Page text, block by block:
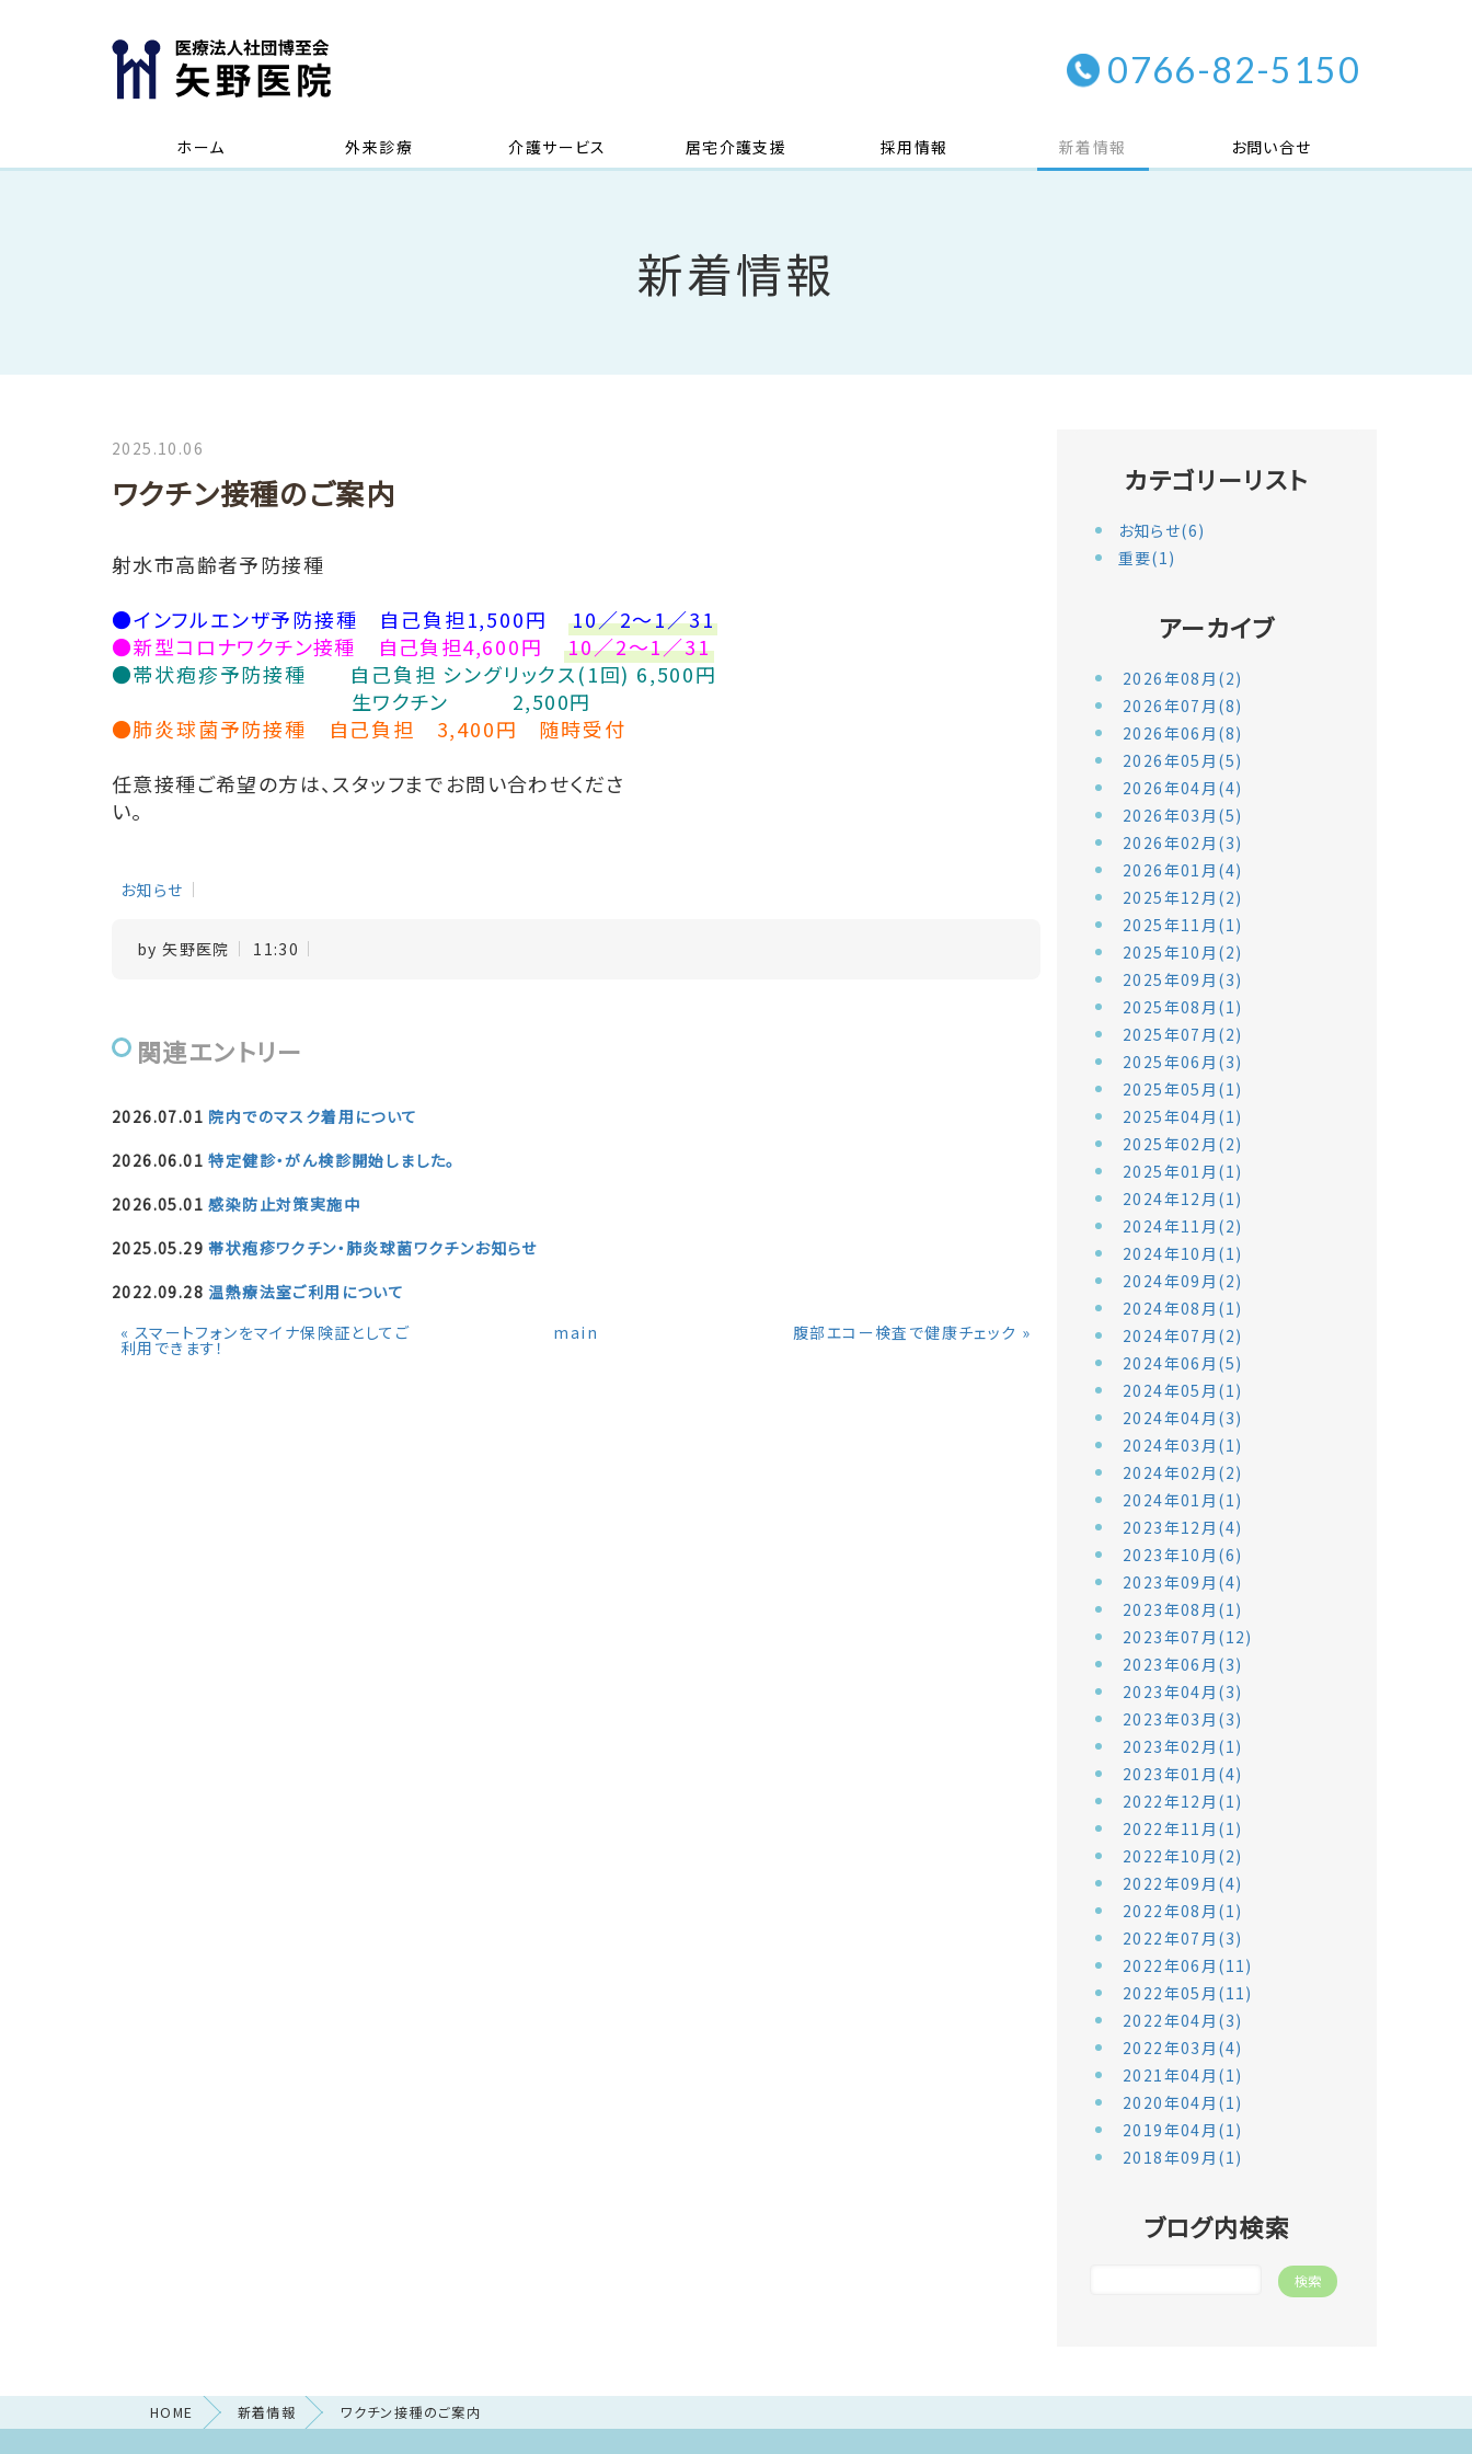
0766-82-5150
ホーム 外来診療 介護サービス 居宅介護支援 採用情報 新着情報 お問い合せ
新着情報
2025.10.06
ワクチン接種のご案内
射水市高齢者予防接種
●インフルエンザ予防接種 自己負担1,500円10／2～1／31
●新型コロナワクチン接種
自己負担4,600円10／2～1／31
●帯状疱疹予防接種
自己負担 シングリックス(1回) 6,500円
生ワクチン 2,500円
●肺炎球菌予防接種 自己負担 3,400円 随時受付
任意接種ご希望の方は、スタッフまでお問い合わせくださ
い。
お知らせ
by矢野医院 11:30
関連エントリー
2026.07.01 院内でのマスク着用について
2026.06.01特定健診・がん検診開始しました。
2026.05.01感染防止対策実施中
2025.05.29帯状疱疹ワクチン・肺炎球菌ワクチンお知らせ
2022.09.28温熱療法室ご利用について
« スマートフォンをマイナ保険証としてご
利用できます！
main 腹部エコー検査で健康チェック »
カテゴリーリスト
お知らせ(6)
重要(1)
アーカイブ
2026年08月(2)
2026年07月(8)
2026年06月(8)
2026年05月(5)
2026年04月(4)
2026年03月(5)
2026年02月(3)
2026年01月(4)
2025年12月(2)
2025年11月(1)
2025年10月(2)
2025年09月(3)
2025年08月(1)
2025年07月(2)
2025年06月(3)
2025年05月(1)
2025年04月(1)
2025年02月(2)
2025年01月(1)
2024年12月(1)
2024年11月(2)
2024年10月(1)
2024年09月(2)
2024年08月(1)
2024年07月(2)
2024年06月(5)
2024年05月(1)
2024年04月(3)
2024年03月(1)
2024年02月(2)
2024年01月(1)
2023年12月(4)
2023年10月(6)
2023年09月(4)
2023年08月(1)
2023年07月(12)
2023年06月(3)
2023年04月(3)
2023年03月(3)
2023年02月(1)
2023年01月(4)
2022年12月(1)
2022年11月(1)
2022年10月(2)
2022年09月(4)
2022年08月(1)
2022年07月(3)
2022年06月(11)
2022年05月(11)
2022年04月(3)
2022年03月(4)
2021年04月(1)
2020年04月(1)
2019年04月(1)
2018年09月(1)
ブログ内検索
HOME 新着情報 ワクチン接種のご案内